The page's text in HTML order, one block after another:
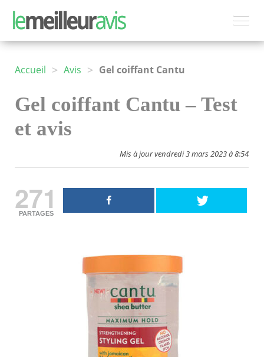
Accueil > Avis > Gel coiffant Cantu
Gel coiffant Cantu – Test
et avis
Mis à jour vendredi 3 mars 2023 à 8:54
271
PARTAGES